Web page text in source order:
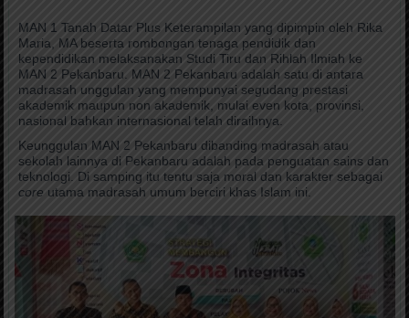
MAN 1 Tanah Datar Plus Keterampilan yang dipimpin oleh Rika
Maria, MA beserta rombongan tenaga pendidik dan
kependidikan melaksanakan Studi Tiru dan Rihlah Ilmiah ke
MAN 2 Pekanbaru. MAN 2 Pekanbaru adalah satu di antara
madrasah unggulan yang mempunyai segudang prestasi
akademik maupun non akademik, mulai even kota, provinsi,
nasional bahkan internasional telah diraihnya.
Keunggulan MAN 2 Pekanbaru dibanding madrasah atau
sekolah lainnya di Pekanbaru adalah pada penguatan sains dan
teknologi. Di samping itu tentu saja moral dan karakter sebagai
core utama madrasah umum berciri khas Islam ini.